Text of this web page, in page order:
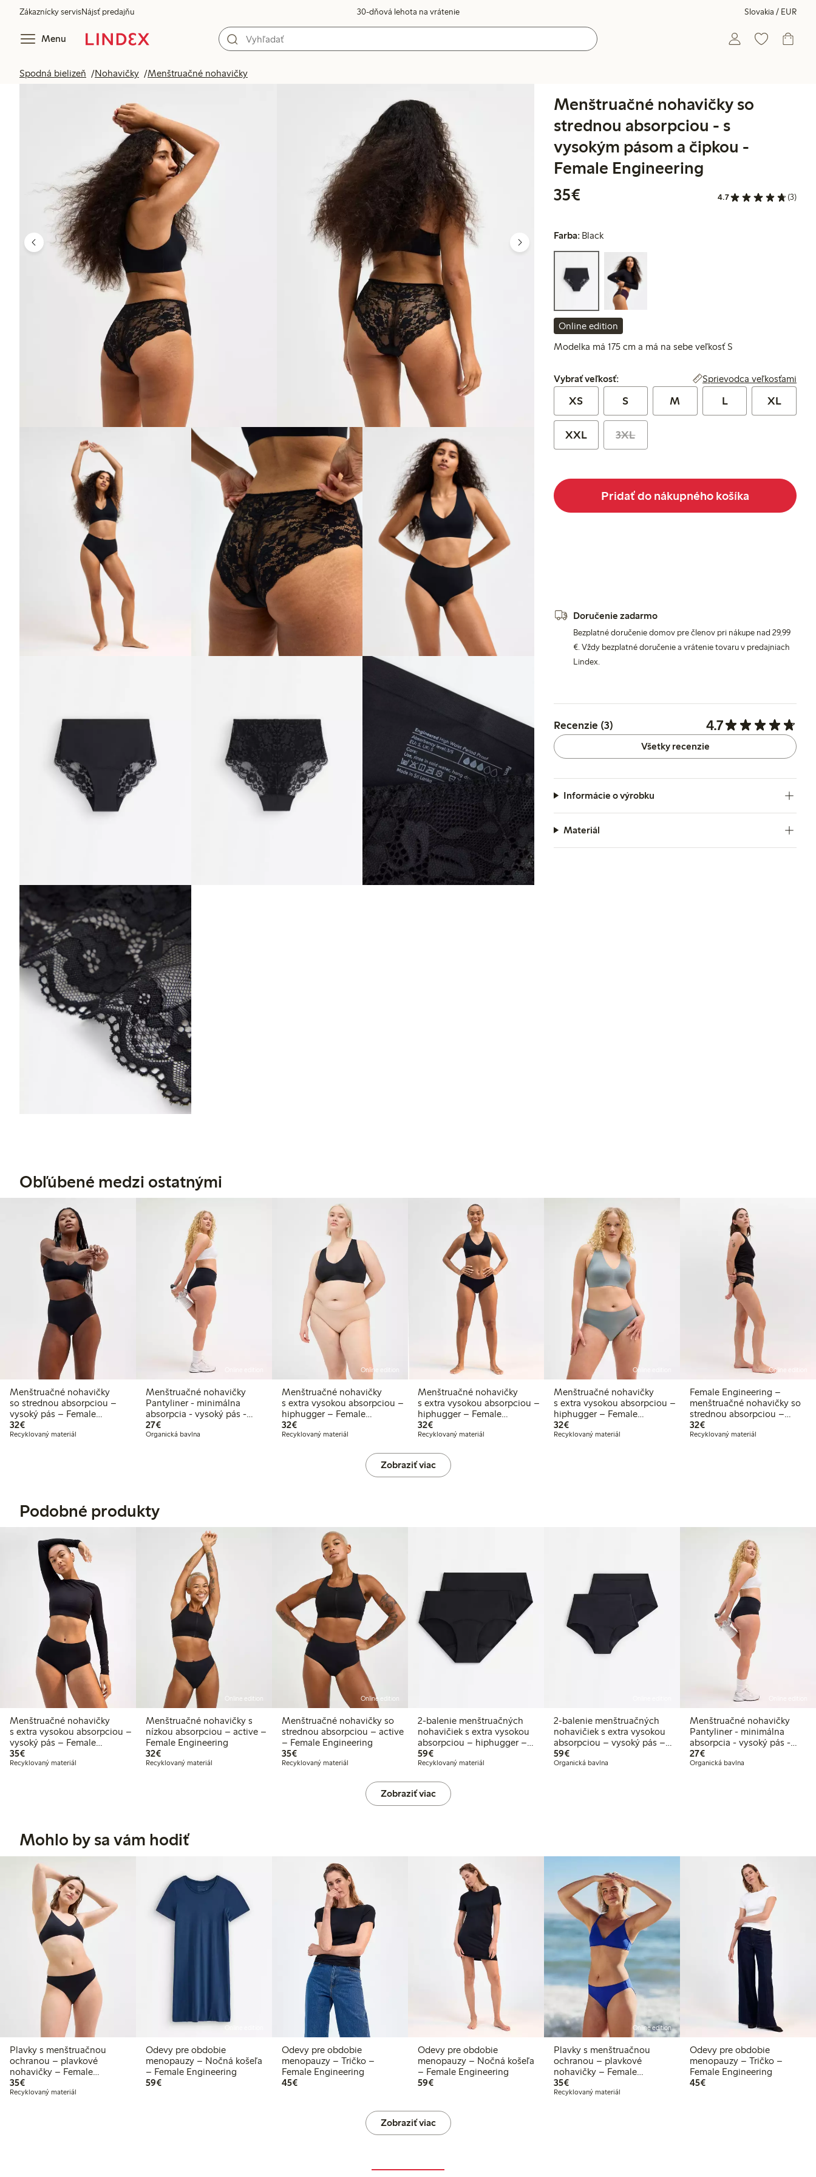
Zákaznícky servisNájsť predajňu 30-dňová lehota na vrátenie Slovakia / EUR
Menu
Spodná bielizeň Nohavičky Menštruačné nohavičky
Menštruačné nohavičky so
strednou absorpciou - s
vysokým pásom a čipkou -
Female Engineering
35€
4.7 (3)
Farba: Black
Online edition
Modelka má 175 cm a má na sebe veľkosť S
Vybrať veľkosť:
Vybrať veľkosť: Sprievodca veľkosťami
XS S M L XL
XXL 3XL
Pridať do nákupného košíka
Doručenie zadarmo
Bezplatné doručenie domov pre členov pri nákupe nad 29,99
€. Vždy bezplatné doručenie a vrátenie tovaru v predajniach
Lindex.
Recenzie (3) 4.7
Všetky recenzie
Informácie o výrobku
Materiál
Obľúbené medzi ostatnými
Menštruačné nohavičky
so strednou absorpciou –
vysoký pás – Female
Engineering
32€32,00 €
Recyklovaný materiál
Menštruačné nohavičky
Pantyliner - minimálna
absorpcia - vysoký pás -
Female Engineering
27€27,00 €
Organická bavlna
Online edition
Menštruačné nohavičky
s extra vysokou absorpciou –
hiphugger – Female
Engineering
32€32,00 €
Recyklovaný materiál
Menštruačné nohavičky
s extra vysokou absorpciou –
hiphugger – Female
Engineering
32€32,00 €
Recyklovaný materiál
Online edition
Menštruačné nohavičky
s extra vysokou absorpciou –
hiphugger – Female
Engineering
32€32,00 €
Recyklovaný materiál
Online edition
Female Engineering –
menštruačné nohavičky so
strednou absorpciou –
hiphugger s čipkou
32€32,00 €
Recyklovaný materiál
Zobraziť viac
Podobné produkty
Menštruačné nohavičky
s extra vysokou absorpciou –
vysoký pás – Female
Engineering
35€35,00 €
Recyklovaný materiál
Online edition
Menštruačné nohavičky s
nízkou absorpciou – active –
Female Engineering
32€32,00 €
Recyklovaný materiál
Online edition
Menštruačné nohavičky so
strednou absorpciou – active
– Female Engineering
35€35,00 €
Recyklovaný materiál
2-balenie menštruačných
nohavičiek s extra vysokou
absorpciou – hiphugger –
Female Engineering
59€59,00 €
Recyklovaný materiál
2-balenie menštruačných
nohavičiek s extra vysokou
absorpciou – vysoký pás –
Female Engineering
59€59,00 €
Organická bavlna
Menštruačné nohavičky
Pantyliner - minimálna
absorpcia - vysoký pás -
Female Engineering
27€27,00 €
Organická bavlna
Zobraziť viac
Mohlo by sa vám hodiť
Plavky s menštruačnou
ochranou – plavkové
nohavičky – Female
Engineering
35€35,00 €
Recyklovaný materiál
Odevy pre obdobie
menopauzy – Nočná košeľa
– Female Engineering
59€59,00 €
Odevy pre obdobie
menopauzy – Tričko –
Female Engineering
45€45,00 €
Odevy pre obdobie
menopauzy – Nočná košeľa
– Female Engineering
59€59,00 €
Online edition
Plavky s menštruačnou
ochranou – plavkové
nohavičky – Female
Engineering
35€35,00 €
Recyklovaný materiál
Odevy pre obdobie
menopauzy – Tričko –
Female Engineering
45€45,00 €
Zobraziť viac